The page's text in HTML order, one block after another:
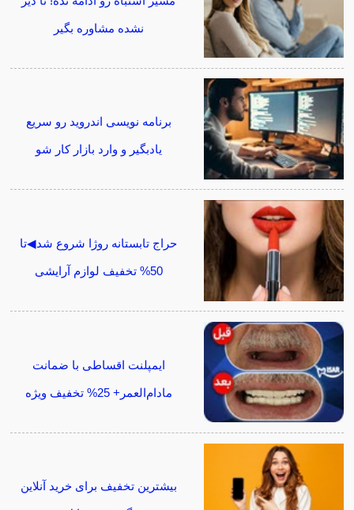
نشده مشاوره بگیر
برنامه نویسی اندروید رو سریع
یادبگیر و وارد بازار کار شو
حراج تابستانه روژا شروع شد◀تا
50% تخفیف لوازم آرایشی
ایمپلنت اقساطی با ضمانت
مادام‌العمر+ 25% تخفیف ویژه
بیشترین تخفیف برای خرید آنلاین